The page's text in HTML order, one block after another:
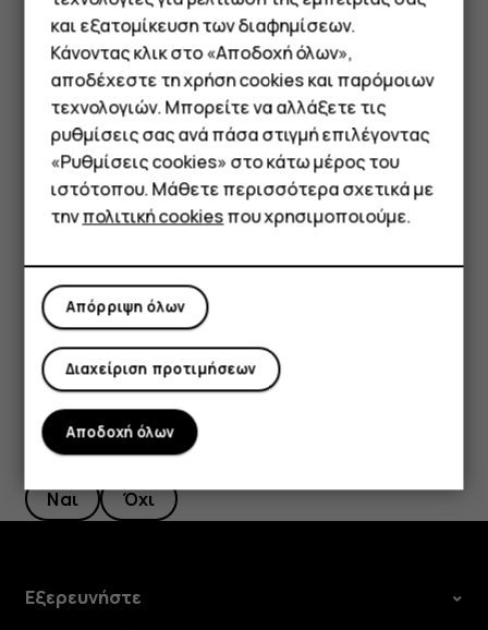
Smartphone
Τηλέφωνα απλής χρήσης
Tablet
πατήστεΚλήση έκτακτης ανάγκης.
Εάν το τηλέφωνό σας σάς ζητήσει κωδικό PIN,
πατήστεΚλήση έκτακτης ανάγκης.
Να απενεργοποιήσετε τους περιορισμούς κλήσεων
στο τηλέφωνό σας, όπως τη φραγή κλήσεων, τις
επιτρεπτές κλήσεις ή την κλειστή ομάδα χρηστών.
Εάν το δίκτυο κινητής τηλεφωνίας δεν είναι
διαθέσιμο, μπορείτε επίσης να δοκιμάσετε να
Το βρήκατε χρήσιμο;
Ναι Όχι
Εξερευνήστε
και εξατομίκευση των διαφημίσεων.
Κάνοντας κλικ στο «Αποδοχή όλων»,
αποδέχεστε τη χρήση cookies και παρόμοιων
τεχνολογιών. Μπορείτε να αλλάξετε τις
ρυθμίσεις σας ανά πάσα στιγμή επιλέγοντας
«Ρυθμίσεις cookies» στο κάτω μέρος του
ιστότοπου. Μάθετε περισσότερα σχετικά με
τηνπολιτική cookiesπου χρησιμοποιούμε.
Απόρριψη όλων
Διαχείριση προτιμήσεων
Αποδοχή όλων